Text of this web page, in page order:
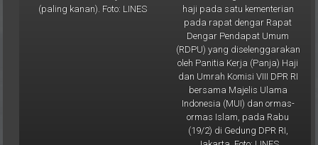
pada rapat dengar Rapat
Dengar Pendapat Umum
(RDPU) yang diselenggarakan
oleh Panitia Kerja (Panja) Haji
dan Umrah Komisi VIII DPR RI
bersama Majelis Ulama
Indonesia (MUI) dan ormas-
ormas Islam, pada Rabu
(19/2) di Gedung DPR RI,
Jakarta. Foto: LINES